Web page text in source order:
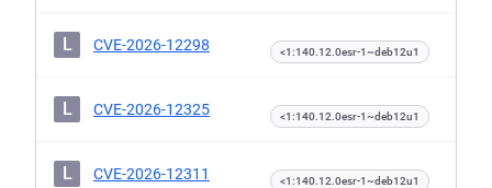
L CVE-2026-12298 <1:140.12.0esr-1~deb12u1
L CVE-2026-12325 <1:140.12.0esr-1~deb12u1
L CVE-2026-12311 <1:140.12.0esr-1~deb12u1